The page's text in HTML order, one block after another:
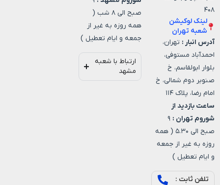
۴۰۸
لینک لوکیشن
شعبه تهران
آدرس انبار : تهران،
احمدآباد مستوفی،
بلوار ابولقاسم، خ
صنوبر دوم شمالی، خ
امام رضا، پلاک ۱۱۴
ساعت بازدید از
شوروم تهران : ۹
صبح الی ۵.۳۰ ( همه
روزه به غیر از جمعه
و ایام تعطیل )
تلفن ثابت :
صبح الی ۸ شب (
همه روزه به غیر از
جمعه و ایام تعطیل )
ارتباط با شعبه
مشهد